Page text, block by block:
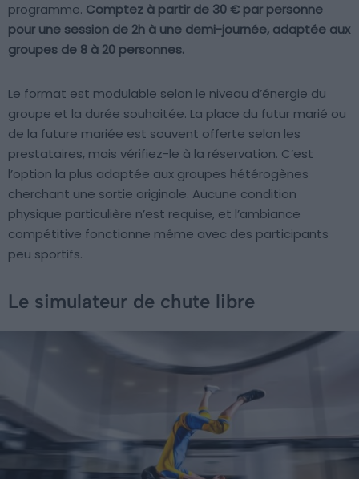
programme. Comptez à partir de 30 € par personne
pour une session de 2h à une demi-journée, adaptée aux
groupes de 8 à 20 personnes.
Le format est modulable selon le niveau d’énergie du
groupe et la durée souhaitée. La place du futur marié ou
de la future mariée est souvent offerte selon les
prestataires, mais vérifiez-le à la réservation. C’est
l’option la plus adaptée aux groupes hétérogènes
cherchant une sortie originale. Aucune condition
physique particulière n’est requise, et l’ambiance
compétitive fonctionne même avec des participants
peu sportifs.
Le simulateur de chute libre